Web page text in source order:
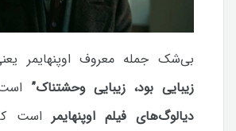
بی‌شک جمله معروف اوپنهایمر
زیبایی بود، زیبایی وحشتناک”
دیالوگ‌های فیلم اوپنهایمر است